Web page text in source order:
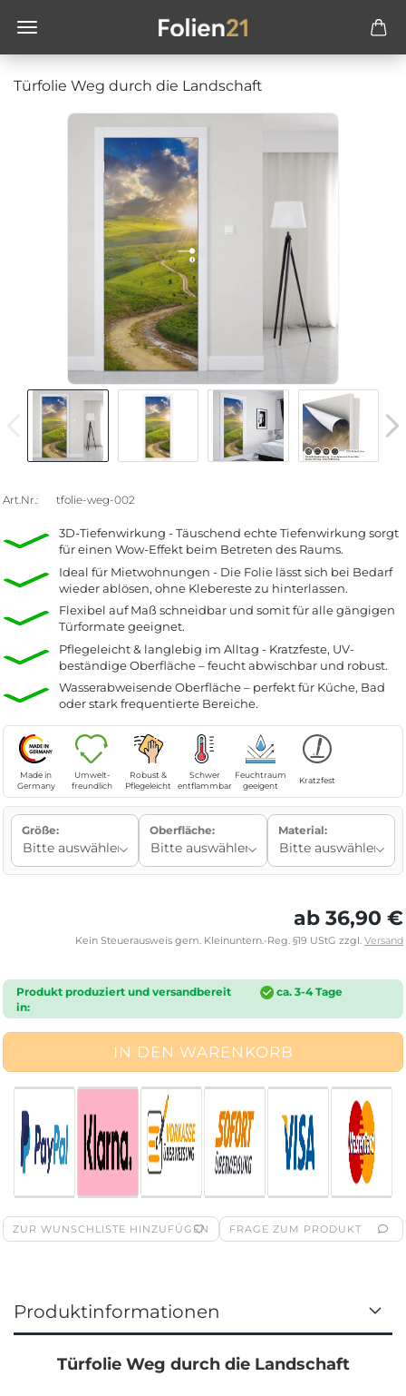
Türfolie Weg durch die Landschaft
Art.Nr.: tfolie-weg-002
3D-Tiefenwirkung - Täuschend echte Tiefenwirkung sorgt
für einen Wow-Effekt beim Betreten des Raums.
Ideal für Mietwohnungen - Die Folie lässt sich bei Bedarf
wieder ablösen, ohne Klebereste zu hinterlassen.
Flexibel auf Maß schneidbar und somit für alle gängigen
Türformate geeignet.
Pflegeleicht & langlebig im Alltag - Kratzfeste, UV-
beständige Oberfläche – feucht abwischbar und robust.
Wasserabweisende Oberfläche – perfekt für Küche, Bad
oder stark frequentierte Bereiche.
Made in
Germany
Umwelt-
freundlich
Robust &
Pflegeleicht
Schwer
entflammbar
Feuchtraum
geeigent
Kratzfest
Größe: Oberfläche: Material:
ab 36,90 €
Kein Steuerausweis gem. Kleinuntern.-Reg. §19 UStG zzgl. Versand
Produkt produziert und versandbereit
in:
ca. 3-4 Tage
ZUR WUNSCHLISTE HINZUFÜGEN FRAGE ZUM PRODUKT
Produktinformationen
Türfolie Weg durch die Landschaft